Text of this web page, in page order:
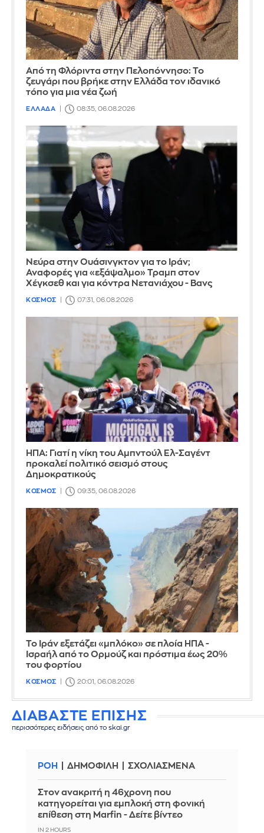
Από τη Φλόριντα στην Πελοπόννησο: Το
ζευγάρι που βρήκε στην Ελλάδα τον ιδανικό
τόπο για μια νέα ζωή
ΕΛΛΑΔΑ 08:35, 06.08.2026
Νεύρα στην Ουάσινγκτον για το Ιράν;
Αναφορές για «εξάψαλμο» Τραμπ στον
Χέγκσεθ και για κόντρα Νετανιάχου - Βανς
ΚΟΣΜΟΣ 07:31, 06.08.2026
ΗΠΑ: Γιατί η νίκη του Αμπντούλ Ελ-Σαγέντ
προκαλεί πολιτικό σεισμό στους
Δημοκρατικούς
ΚΟΣΜΟΣ 09:35, 06.08.2026
Το Ιράν εξετάζει «μπλόκο» σε πλοία ΗΠΑ -
Ισραήλ από το Ορμούζ και πρόστιμα έως 20%
του φορτίου
ΚΟΣΜΟΣ 20:01, 06.08.2026
ΔΙΑΒΑΣΤΕ ΕΠΙΣΗΣ
περισσότερες ειδήσεις από το skai.gr
ΡΟΗ ΔΗΜΟΦΙΛΗ ΣΧΟΛΙΑΣΜΕΝΑ
Στον ανακριτή η 46χρονη που
κατηγορείται για εμπλοκή στη φονική
επίθεση στη Marfin - Δείτε βίντεο
IN 2 HOURS